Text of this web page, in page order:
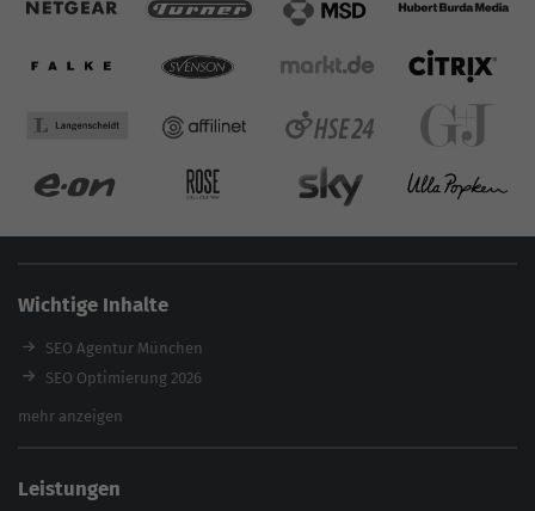
Wichtige Inhalte
SEO Agentur München
SEO Optimierung 2026
Backlink-Audit 2026
Referenzen
mehr anzeigen
Leistungen